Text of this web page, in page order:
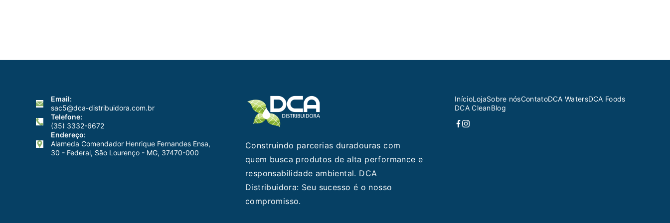
Email:
sac5@dca-distribuidora.com.br
Telefone:
(35) 3332-6672
Endereço:
Alameda Comendador Henrique Fernandes Ensa,
30 - Federal, São Lourenço - MG, 37470-000
Construindo parcerias duradouras com
quem busca produtos de alta performance e
responsabilidade ambiental. DCA
Distribuidora: Seu sucesso é o nosso
compromisso.
InícioLojaSobre nósContatoDCA WatersDCA Foods
DCA CleanBlog